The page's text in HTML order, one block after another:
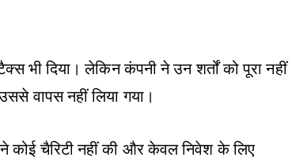
भी दिया। लेकिन कंपनी ने उन शर्तों को पूरा नहीं
वापस नहीं लिया गया।
कोई चैरिटी नहीं की और केवल निवेश के लिए